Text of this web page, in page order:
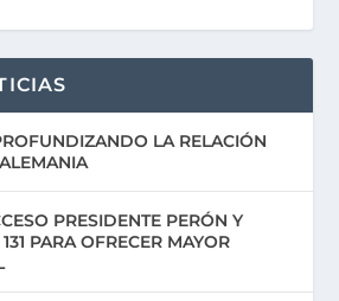
LA RELACIÓN
PRESIDENTE PERÓN Y
PARA OFRECER MAYOR